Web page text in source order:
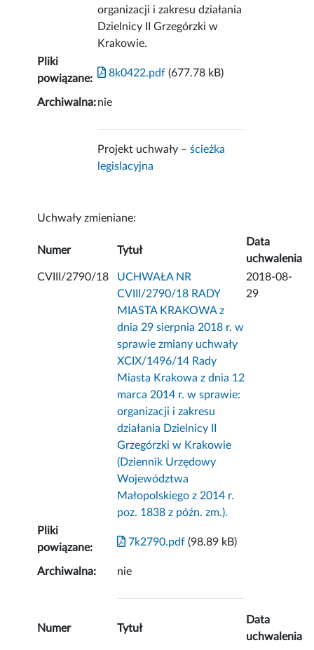
organizacji i zakresu działania
Dzielnicy II Grzegórzki w
Krakowie.
Pliki
powiązane:
8k0422.pdf (677.78 kB)
Archiwalna:nie
Projekt uchwały –ścieżka
legislacyjna
Uchwały zmieniane:
Numer Tytuł
Data
uchwalenia
CVIII/2790/18
UCHWAŁA NR
CVIII/2790/18 RADY
MIASTA KRAKOWA z
dnia 29 sierpnia 2018 r. w
sprawie zmiany uchwały
XCIX/1496/14 Rady
Miasta Krakowa z dnia 12
marca 2014 r. w sprawie:
organizacji i zakresu
działania Dzielnicy II
Grzegórzki w Krakowie
(Dziennik Urzędowy
Województwa
Małopolskiego z 2014 r.
poz. 1838 z późn. zm.).
2018-08-
29
Pliki
powiązane:
7k2790.pdf (98.89 kB)
Archiwalna: nie
Numer Tytuł
Data
uchwalenia